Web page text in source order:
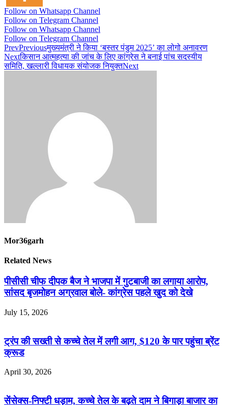
Follow on Whatsapp Channel
Follow on Telegram Channel
Follow on Whatsapp Channel
Follow on Telegram Channel
PrevPreviousमुख्यमंत्री ने किया ‘बस्तर पंडुम 2025’ का लोगो अनावरण
Nextकिसान आत्महत्या की जांच के लिए कांग्रेस ने बनाई पांच सदस्यीय
समिति, खल्लारी विधायक संयोजक नियुक्तNext
Mor36garh
Related News
पीसीसी चीफ दीपक बैज ने भाजपा में गुटबाजी का लगाया आरोप,
सांसद बृजमोहन अग्रवाल बोले- कांग्रेस पहले खुद को देखे
July 15, 2026
ट्रंप की सख्ती से कच्चे तेल में लगी आग, $120 के पार पहुंचा ब्रेंट
क्रूड
April 30, 2026
सेंसेक्स-निफ्टी धड़ाम, कच्चे तेल के बढ़ते दाम ने बिगाड़ा बाजार का